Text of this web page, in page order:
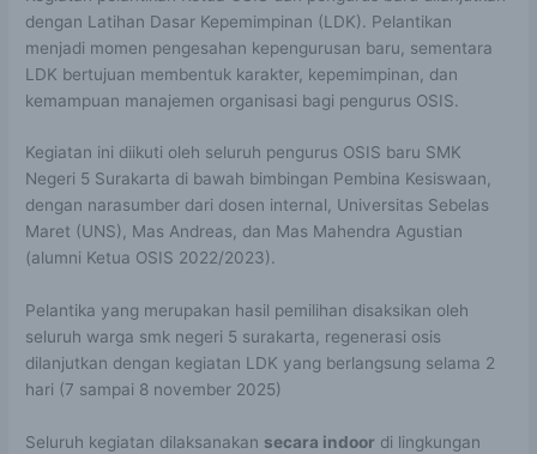
dengan Latihan Dasar Kepemimpinan (LDK). Pelantikan
menjadi momen pengesahan kepengurusan baru, sementara
LDK bertujuan membentuk karakter, kepemimpinan, dan
kemampuan manajemen organisasi bagi pengurus OSIS.
Kegiatan ini diikuti oleh seluruh pengurus OSIS baru SMK
Negeri 5 Surakarta di bawah bimbingan Pembina Kesiswaan,
dengan narasumber dari dosen internal, Universitas Sebelas
Maret (UNS), Mas Andreas, dan Mas Mahendra Agustian
(alumni Ketua OSIS 2022/2023).
Pelantika yang merupakan hasil pemilihan disaksikan oleh
seluruh warga smk negeri 5 surakarta, regenerasi osis
dilanjutkan dengan kegiatan LDK yang berlangsung selama 2
hari (7 sampai 8 november 2025)
Seluruh kegiatan dilaksanakan secara indoor di lingkungan